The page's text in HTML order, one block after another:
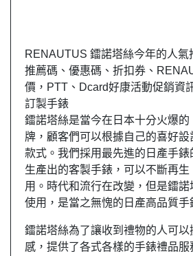
RENAUTUS 鐳諾塔絲今年的人氣
推薦碼、優惠碼、折扣券、
價，PTT、Dcard好康活動促銷資
訂製手錶
鐳諾塔絲是當今在日本十分火爆的
牌，顧客們可以根據自己的喜好
款式。我們採用最先進的日產手錶
生產出的客製手錶，可以不斷再
用。時代和流行在改變，但是鐳
使用，是當之無愧的日產高品質手
鐳諾塔絲為了讓收到禮物的人可
感，提供了各式各樣的手錶禮品